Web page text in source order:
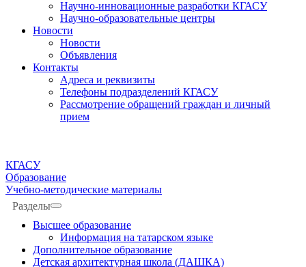
Научно-инновационные разработки КГАСУ
Научно-образовательные центры
Новости
Новости
Объявления
Контакты
Адреса и реквизиты
Телефоны подразделений КГАСУ
Рассмотрение обращений граждан и личный
прием
КГАСУ
Образование
Учебно-методические материалы
Разделы
Высшее образование
Информация на татарском языке
Дополнительное образование
Детская архитектурная школа (ДАШКА)